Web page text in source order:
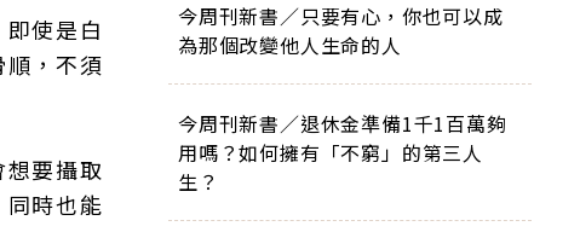
使是白
，不須
要攝取
時也能
今周刊新書／只要有心，你也可以成
為那個改變他人生命的人
今周刊新書／退休金準備1千1百萬夠
用嗎？如何擁有「不窮」的第三人
生？